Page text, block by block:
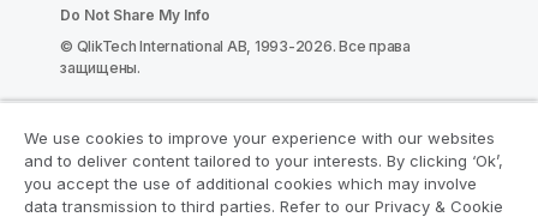
Do Not Share My Info
© QlikTech International AB, 1993-2026. Все права
защищены.
Присоединяйтесь к программе
модернизации аналитики
We use cookies to improve your experience with our websites
and to deliver content tailored to your interests. By clicking ‘Ok’,
you accept the use of additional cookies which may involve
data transmission to third parties. Refer to our Privacy & Cookie